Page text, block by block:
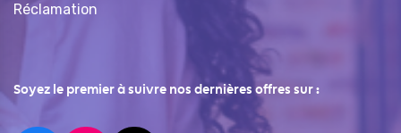
Réclamation
Soyez le premier à suivre nos dernières offres sur :